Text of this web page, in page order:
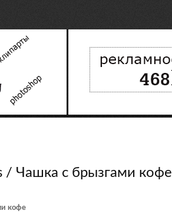
/ Чашка с брызгами кофе
кофе